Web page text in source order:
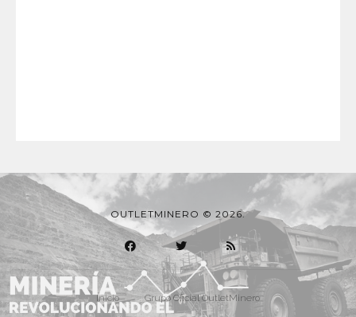
OUTLETMINERO © 2026.
Inicio Grupo Oficial OutletMinero